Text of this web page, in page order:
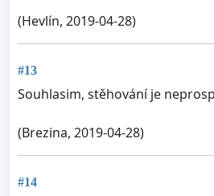
(Hevlín, 2019-04-28)
#13
Souhlasim, stěhování je
(Brezina, 2019-04-28)
#14